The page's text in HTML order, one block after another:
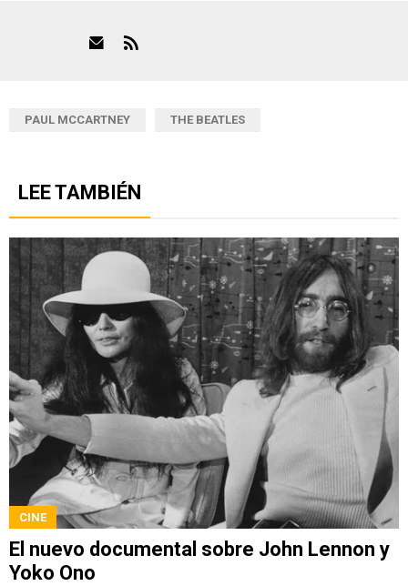
PAUL MCCARTNEY THE BEATLES
LEE TAMBIÉN
CINE
El nuevo documental sobre John Lennon y
Yoko Ono